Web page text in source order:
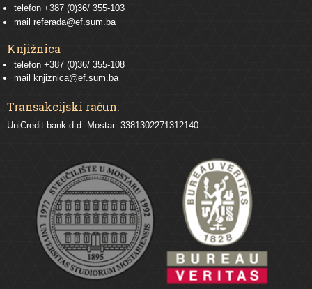
telefon +387 (0)36/ 355-103
mail referada@ef.sum.ba
Knjižnica
telefon +387 (0)36/ 355-108
mail knjiznica@ef.sum.ba
Transakcijski račun:
UniCredit bank d.d. Mostar: 3381302271312140